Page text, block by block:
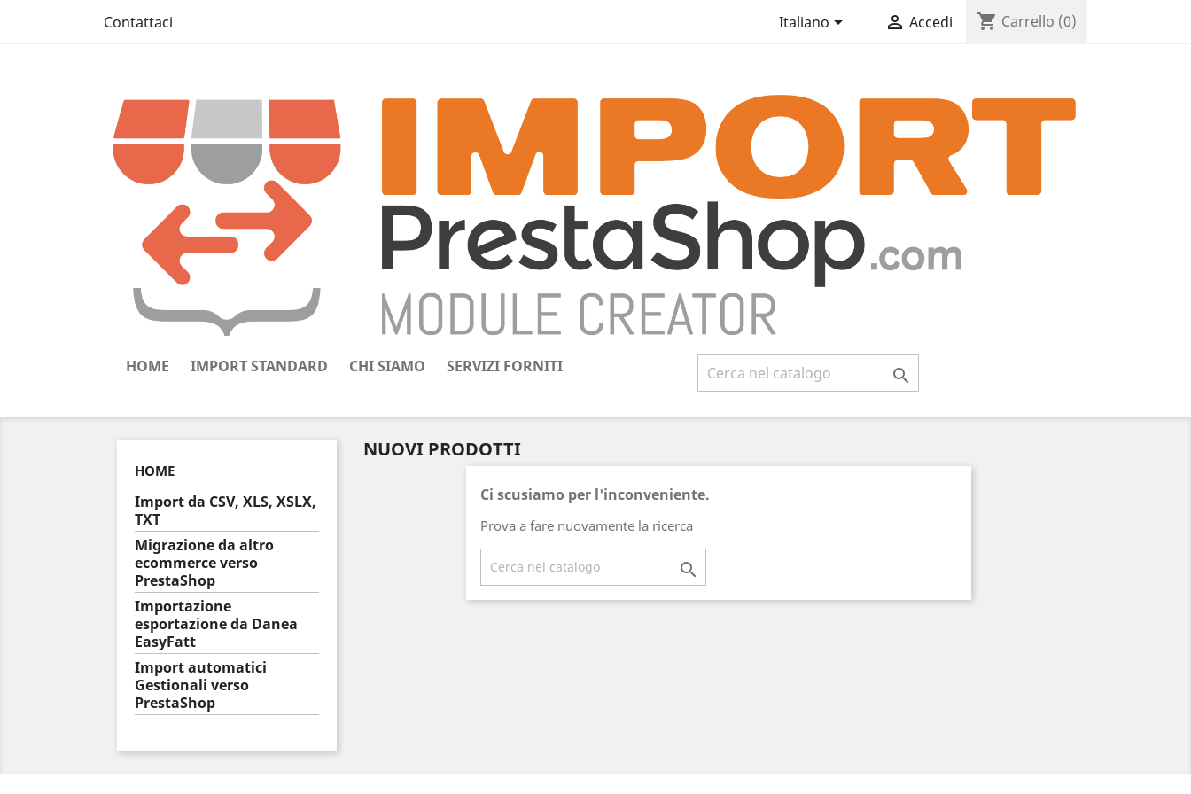
Contattaci Italiano  Accedi shopping_cart Carrello (0)
HOME IMPORT STANDARD CHI SIAMO SERVIZI FORNITI 
HOME
Import da CSV, XLS, XSLX,
TXT
Migrazione da altro
ecommerce verso
PrestaShop
Importazione
esportazione da Danea
EasyFatt
Import automatici
Gestionali verso
PrestaShop
NUOVI PRODOTTI
Ci scusiamo per l'inconveniente.
Prova a fare nuovamente la ricerca
